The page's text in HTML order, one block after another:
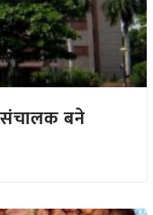
संचालक बने